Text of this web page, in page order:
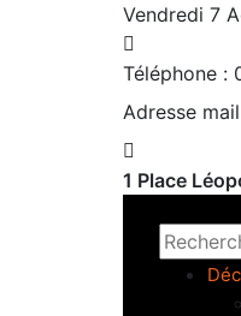
Vendredi 7
Téléphone :
Adresse
1 Place